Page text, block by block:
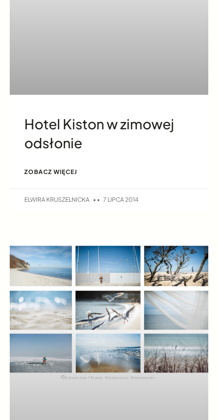
Hotel Kiston w zimowej
odsłonie
ZOBACZ WIĘCEJ
ELWIRA KRUSZELNICKA 7 LIPCA 2014